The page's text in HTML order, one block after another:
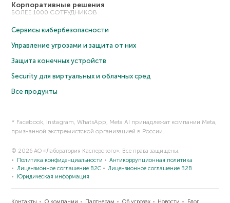
Корпоративные решения
БОЛЕЕ 1000 СОТРУДНИКОВ
Сервисы кибербезопасности
Управление угрозами и защита от них
Защита конечных устройств
Security для виртуальных и облачных сред
Все продукты
* Facebook, Instagram, WhatsApp, Meta AI принадлежат компании Meta,
признанной экстремистской организацией в России.
© 2026 АО «Лаборатория Касперского». Все права защищены.
Политика конфиденциальности
Антикоррупционная политика
Лицензионное соглашение B2C
Лицензионное соглашение B2B
Юридическая информация